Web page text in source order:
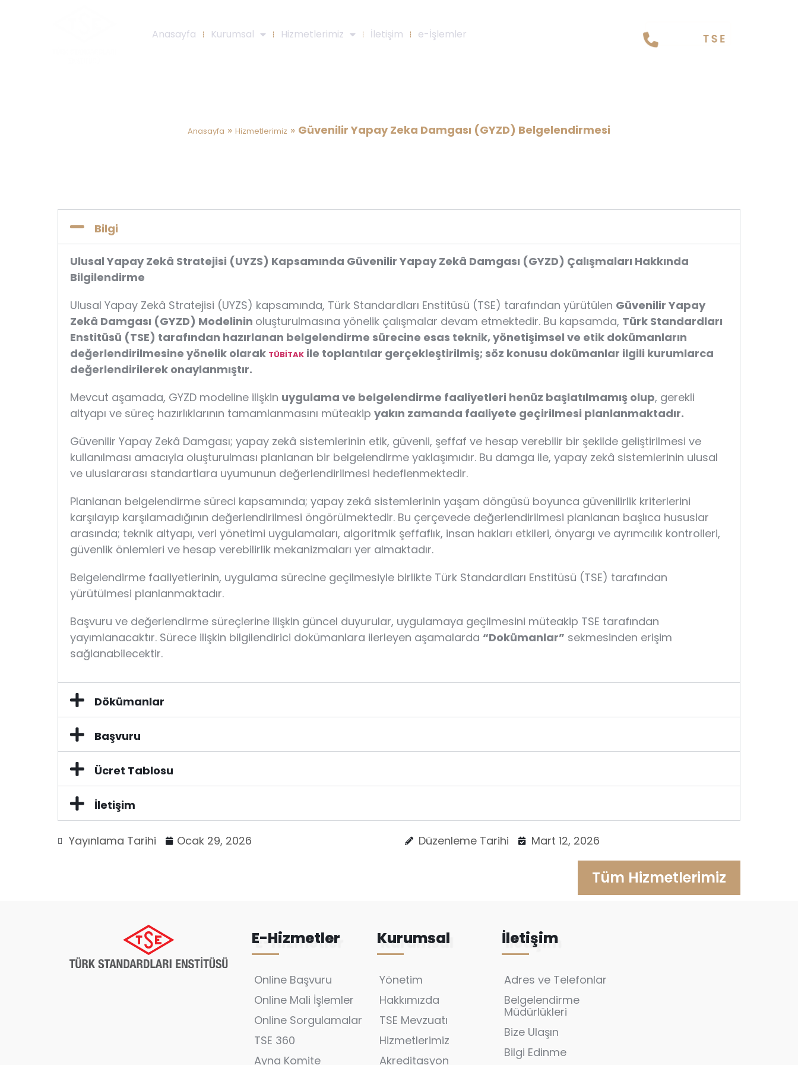
Anasayfa Kurumsal Hizmetlerimiz İletişim e-İşlemler
Anasayfa » Hizmetlerimiz » Güvenilir Yapay Zeka Damgası (GYZD) Belgelendirmesi
Bilgi
Ulusal Yapay Zekâ Stratejisi (UYZS) Kapsamında Güvenilir Yapay Zekâ Damgası (GYZD) Çalışmaları Hakkında
Bilgilendirme
Ulusal Yapay Zekâ Stratejisi (UYZS) kapsamında, Türk Standardları Enstitüsü (TSE) tarafından yürütülen Güvenilir Yapay
Zekâ Damgası (GYZD) Modelinin oluşturulmasına yönelik çalışmalar devam etmektedir. Bu kapsamda, Türk Standardları
Enstitüsü (TSE) tarafından hazırlanan belgelendirme sürecine esas teknik, yönetişimsel ve etik dokümanların
değerlendirilmesine yönelik olarak TÜBİTAK ile toplantılar gerçekleştirilmiş; söz konusu dokümanlar ilgili kurumlarca
değerlendirilerek onaylanmıştır.
Mevcut aşamada, GYZD modeline ilişkin uygulama ve belgelendirme faaliyetleri henüz başlatılmamış olup, gerekli
altyapı ve süreç hazırlıklarının tamamlanmasını müteakip yakın zamanda faaliyete geçirilmesi planlanmaktadır.
Güvenilir Yapay Zekâ Damgası; yapay zekâ sistemlerinin etik, güvenli, şeffaf ve hesap verebilir bir şekilde geliştirilmesi ve
kullanılması amacıyla oluşturulması planlanan bir belgelendirme yaklaşımıdır. Bu damga ile, yapay zekâ sistemlerinin ulusal
ve uluslararası standartlara uyumunun değerlendirilmesi hedeflenmektedir.
Planlanan belgelendirme süreci kapsamında; yapay zekâ sistemlerinin yaşam döngüsü boyunca güvenilirlik kriterlerini
karşılayıp karşılamadığının değerlendirilmesi öngörülmektedir. Bu çerçevede değerlendirilmesi planlanan başlıca hususlar
arasında; teknik altyapı, veri yönetimi uygulamaları, algoritmik şeffaflık, insan hakları etkileri, önyargı ve ayrımcılık kontrolleri,
güvenlik önlemleri ve hesap verebilirlik mekanizmaları yer almaktadır.
Belgelendirme faaliyetlerinin, uygulama sürecine geçilmesiyle birlikte Türk Standardları Enstitüsü (TSE) tarafından
yürütülmesi planlanmaktadır.
Başvuru ve değerlendirme süreçlerine ilişkin güncel duyurular, uygulamaya geçilmesini müteakip TSE tarafından
yayımlanacaktır. Sürece ilişkin bilgilendirici dokümanlara ilerleyen aşamalarda “Dokümanlar” sekmesinden erişim
sağlanabilecektir.
Dökümanlar
Başvuru
Ücret Tablosu
İletişim
Yayınlama Tarihi Ocak 29, 2026 Düzenleme Tarihi Mart 12, 2026
Tüm Hizmetlerimiz
E-Hizmetler
Online Başvuru
Online Mali İşlemler
Online Sorgulamalar
TSE 360
Ayna Komite
Kurumsal
Yönetim
Hakkımızda
TSE Mevzuatı
Hizmetlerimiz
Akreditasyon
İletişim
Adres ve Telefonlar
Belgelendirme
Müdürlükleri
Bize Ulaşın
Bilgi Edinme